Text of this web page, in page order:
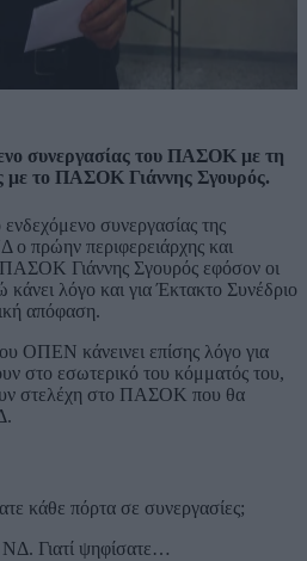
συνεργασίας του ΠΑΣΟΚ με τη
με το ΠΑΣΟΚ Γιάννης Σγουρός.
συνεργασίας της
πρώην περιφερειάρχης και
Γιάννης Σγουρός εφόσον οι
λόγο και για Έκτακτο Συνέδριο
απόφαση.
ΟΠΕΝ κάνεινει επίσης λόγο για
στο εσωτερικό του κόμματός του,
στελέχη στο ΠΑΣΟΚ που θα
κάθε πόρτα σε συνεργασίες;
Γιατί ψηφίσατε…